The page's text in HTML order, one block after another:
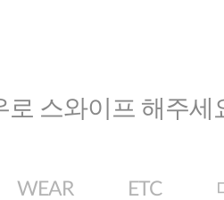
로 스와이프 해주세
WEAR ETC